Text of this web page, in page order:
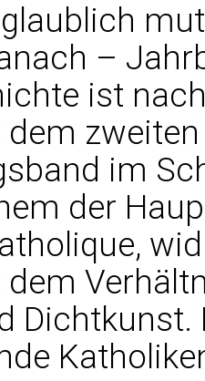
–
ist
im
der